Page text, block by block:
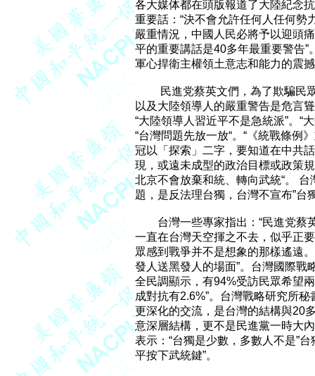
各大媒体都在頭版報道了大陸紀念
重要話：“決不會允許任何人任何勢
嚴重情況，中國人民必將予以迎頭
平的重要講話是40多年最重要警告
軍心捍衛主權領土意志和能力的震
民進党蔡英文們，為了欺
以及大陸領導人的嚴重警告是危言
“大陸領導人習近平不是急統派”。“
“台灣問題先放一放“。“《統戰條例
冠以「探索」二字，要知道在中共
現，或遠未成型的政治目標或政策
北京不會放棄和統、轉向武統“。 台
題，是反法理台獨，台灣不宣布”台
台灣一些專家指出：“民進党
一直在台灣天空揮之不去，似乎正
眾感到戰爭并不是想象的那樣遙遠
發人送黑發人的場面”。台灣國際戰
全民調顯示，有94%受訪民眾希望
成對抗有2.6%”。台灣戰略研究所
更深化的交流，是台灣的結構與20
意深層結構，更不是民進黨一時大
表示：“台獨是少數，多數人不是”
平按下武統鍵”。